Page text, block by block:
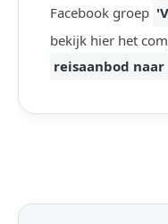
Facebook groep
bekijk hier het
reisaanbod